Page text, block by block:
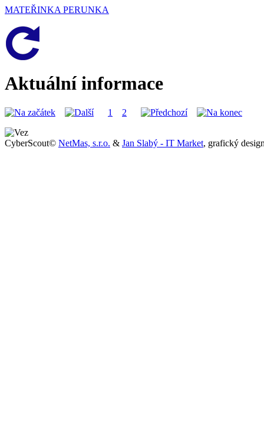
MATEŘINKA PERUNKA
Aktuální informace
1 2
CyberScout© NetMas, s.r.o. & Jan Slabý - IT Market, grafický